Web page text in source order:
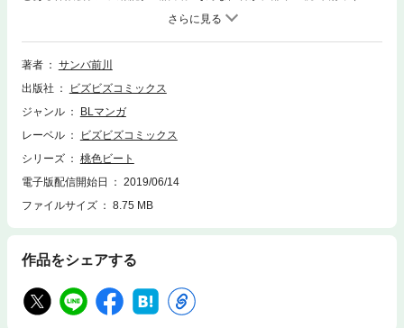
歳）に恋をした。「僕は佐倉さんのタイプではないんでしょうか」──晴
人の意味深な言葉に揺れる佐倉の男心。晴人も自分の発言に動揺しつつ
も、佐倉といると楽しいことに気づく。一方で、部下を信頼する佐倉に尊
敬の念も深まるのだった。そんなふたりが取材で日帰り出張に。帰路、晴
著者
サンバ前川
出版社
ビズビズコミックス
ジャンル
BLマンガ
レーベル
ビズビズコミックス
シリーズ
桃色ビート
電子版配信開始日
2019/06/14
ファイルサイズ
8.75 MB
作品をシェアする